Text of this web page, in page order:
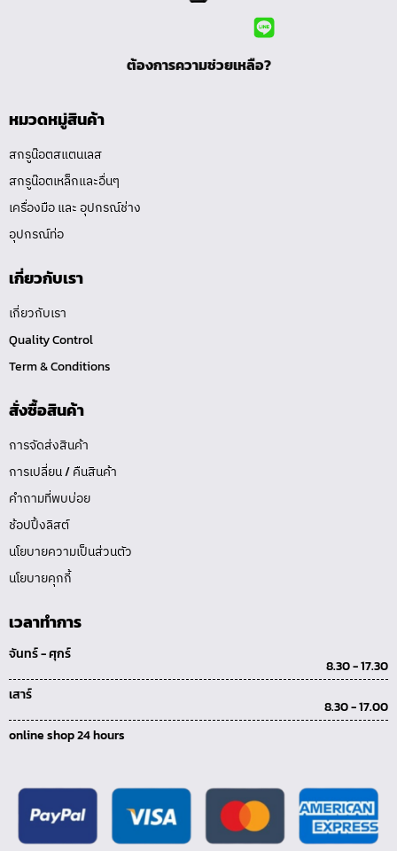
ต้องการความช่วยเหลือ?
หมวดหมู่สินค้า
สกรูน๊อตสแตนเลส
สกรูน๊อตเหล็กและอื่นๆ
เครื่องมือ และ อุปกรณ์ช่าง
อุปกรณ์ท่อ
เกี่ยวกับเรา
เกี่ยวกับเรา
Quality Control
Term & Conditions
สั่งซื้อสินค้า
การจัดส่งสินค้า
การเปลี่ยน / คืนสินค้า
คำถามที่พบบ่อย
ช้อปปิ้งลิสต์
นโยบายความเป็นส่วนตัว
นโยบายคุกกี้
เวลาทำการ
จันทร์ - ศุกร์
8.30 - 17.30
เสาร์
8.30 - 17.00
online shop 24 hours